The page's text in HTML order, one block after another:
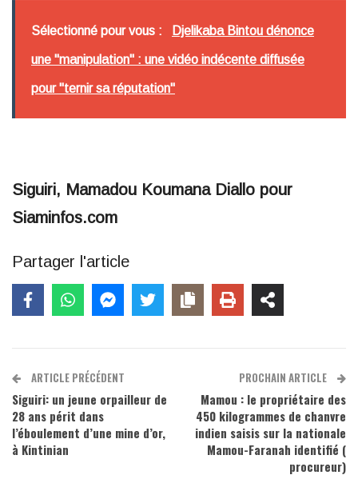
Sélectionné pour vous : Djelikaba Bintou dénonce
une "manipulation" : une vidéo indécente diffusée
pour "ternir sa réputation"
Siguiri, Mamadou Koumana Diallo pour
Siaminfos.com
Partager l'article
ARTICLE PRÉCÉDENT
Siguiri: un jeune orpailleur de
28 ans périt dans
l’éboulement d’une mine d’or,
à Kintinian
PROCHAIN ARTICLE
Mamou : le propriétaire des
450 kilogrammes de chanvre
indien saisis sur la nationale
Mamou-Faranah identifié (
procureur)